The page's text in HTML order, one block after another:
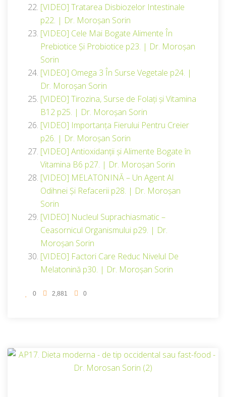
[VIDEO] Tratarea Disbiozelor Intestinale
p22. | Dr. Moroșan Sorin
[VIDEO] Cele Mai Bogate Alimente În
Prebiotice Și Probiotice p23. | Dr. Moroșan
Sorin
[VIDEO] Omega 3 În Surse Vegetale p24. |
Dr. Moroșan Sorin
[VIDEO] Tirozina, Surse de Folați și Vitamina
B12 p25. | Dr. Moroșan Sorin
[VIDEO] Importanța Fierului Pentru Creier
p26. | Dr. Moroșan Sorin
[VIDEO] Antioxidanții și Alimente Bogate în
Vitamina B6 p27. | Dr. Moroșan Sorin
[VIDEO] MELATONINĂ – Un Agent Al
Odihnei Și Refacerii p28. | Dr. Moroșan
Sorin
[VIDEO] Nucleul Suprachiasmatic –
Ceasornicul Organismului p29. | Dr.
Moroșan Sorin
[VIDEO] Factori Care Reduc Nivelul De
Melatonină p30. | Dr. Moroșan Sorin
0 2,881 0